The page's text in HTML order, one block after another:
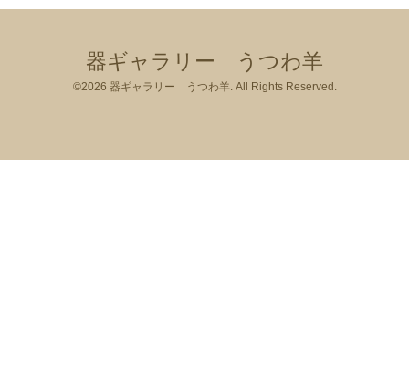
器ギャラリー うつわ羊
©2026 器ギャラリー うつわ羊. All Rights Reserved.